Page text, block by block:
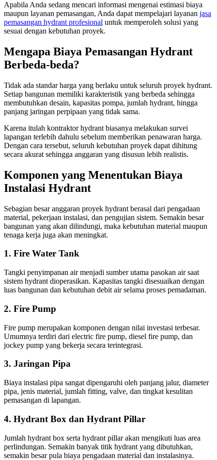
Apabila Anda sedang mencari informasi mengenai estimasi biaya
maupun layanan pemasangan, Anda dapat mempelajari layanan jasa
pemasangan hydrant profesional untuk memperoleh solusi yang
sesuai dengan kebutuhan proyek.
Mengapa Biaya Pemasangan Hydrant
Berbeda-beda?
Tidak ada standar harga yang berlaku untuk seluruh proyek hydrant.
Setiap bangunan memiliki karakteristik yang berbeda sehingga
membutuhkan desain, kapasitas pompa, jumlah hydrant, hingga
panjang jaringan perpipaan yang tidak sama.
Karena itulah kontraktor hydrant biasanya melakukan survei
lapangan terlebih dahulu sebelum memberikan penawaran harga.
Dengan cara tersebut, seluruh kebutuhan proyek dapat dihitung
secara akurat sehingga anggaran yang disusun lebih realistis.
Komponen yang Menentukan Biaya
Instalasi Hydrant
Sebagian besar anggaran proyek hydrant berasal dari pengadaan
material, pekerjaan instalasi, dan pengujian sistem. Semakin besar
bangunan yang akan dilindungi, maka kebutuhan material maupun
tenaga kerja juga akan meningkat.
1. Fire Water Tank
Tangki penyimpanan air menjadi sumber utama pasokan air saat
sistem hydrant dioperasikan. Kapasitas tangki disesuaikan dengan
luas bangunan dan kebutuhan debit air selama proses pemadaman.
2. Fire Pump
Fire pump merupakan komponen dengan nilai investasi terbesar.
Umumnya terdiri dari electric fire pump, diesel fire pump, dan
jockey pump yang bekerja secara terintegrasi.
3. Jaringan Pipa
Biaya instalasi pipa sangat dipengaruhi oleh panjang jalur, diameter
pipa, jenis material, jumlah fitting, valve, dan tingkat kesulitan
pemasangan di lapangan.
4. Hydrant Box dan Hydrant Pillar
Jumlah hydrant box serta hydrant pillar akan mengikuti luas area
perlindungan. Semakin banyak titik hydrant yang dibutuhkan,
semakin besar pula biaya pengadaan material dan instalasinya.